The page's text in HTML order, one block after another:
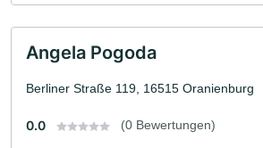
Angela Pogoda
Berliner Straße 119, 16515 Oranienburg
0.0 (0 Bewertungen)